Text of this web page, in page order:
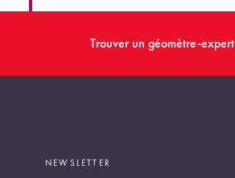
Trouver un géomètre-expert
NEWSLETTER